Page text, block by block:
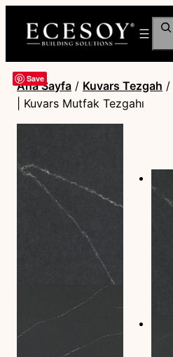
Ara
Save
Ana Sayfa / Kuvars Tezgah /
| Kuvars Mutfak Tezgahı